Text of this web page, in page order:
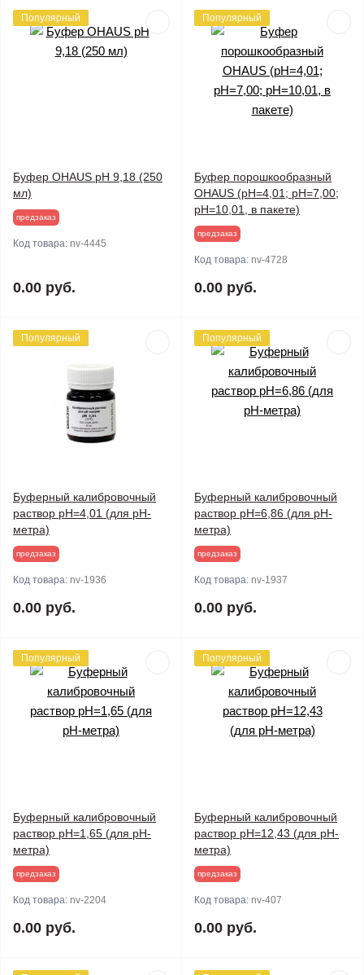
Популярный
Буфер OHAUS pH 9,18 (250
мл)
предзаказ
Код товара: nv-4445
0.00 руб.
Популярный
Буфер порошкообразный
OHAUS (pH=4,01; pH=7,00;
pH=10,01, в пакете)
предзаказ
Код товара: nv-4728
0.00 руб.
Популярный
Буферный калибровочный
раствор pH=4,01 (для pH-
метра)
предзаказ
Код товара: nv-1936
0.00 руб.
Популярный
Буферный калибровочный
раствор pH=6,86 (для pH-
метра)
предзаказ
Код товара: nv-1937
0.00 руб.
Популярный
Буферный калибровочный
раствор рН=1,65 (для pH-
метра)
предзаказ
Код товара: nv-2204
0.00 руб.
Популярный
Буферный калибровочный
раствор рН=12,43 (для pH-
метра)
предзаказ
Код товара: nv-407
0.00 руб.